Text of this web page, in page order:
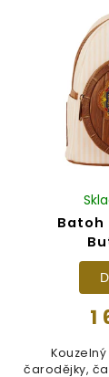
Batoh
1
čarodějky,